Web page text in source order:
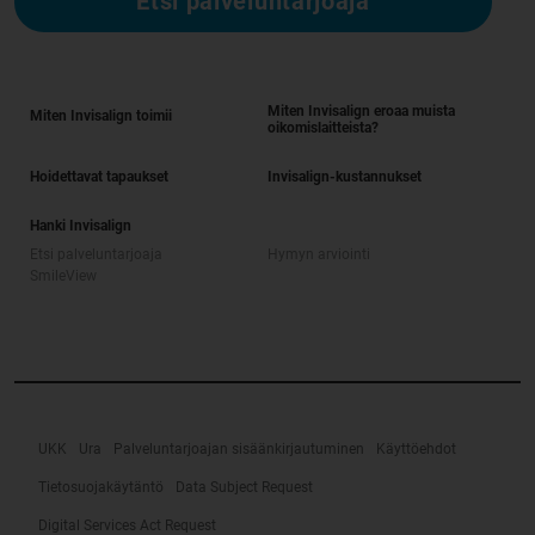
Miten Invisalign toimii
Miten Invisalign eroaa muista
oikomislaitteista?
Hoidettavat tapaukset Invisalign-kustannukset
Hanki Invisalign
UKK Ura Palveluntarjoajan sisäänkirjautuminen Käyttöehdot
Tietosuojakäytäntö Data Subject Request
Digital Services Act Request